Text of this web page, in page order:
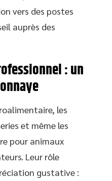
vers des postes
auprès des
: un
les
et même les
pour animaux
Leur rôle
gustative :